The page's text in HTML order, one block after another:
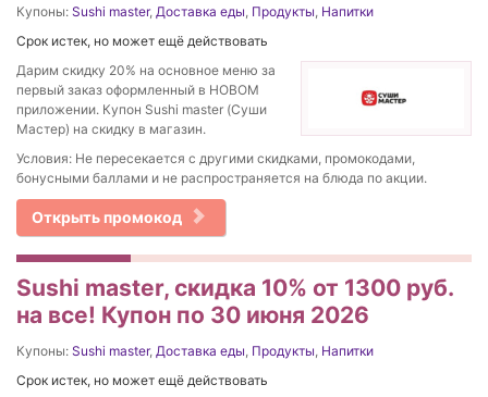
Купоны: Sushi master, Доставка еды, Продукты, Напитки
Срок истек, но может ещё действовать
Дарим скидку 20% на основное меню за
первый заказ оформленный в НОВОМ
приложении. Купон Sushi master (Суши
Мастер) на скидку в магазин.
Условия: Не пересекается с другими скидками, промокодами,
бонусными баллами и не распространяется на блюда по акции.
Открыть промокод
Sushi master, скидка 10% от 1300 руб.
на все! Купон по 30 июня 2026
Купоны: Sushi master, Доставка еды, Продукты, Напитки
Срок истек, но может ещё действовать